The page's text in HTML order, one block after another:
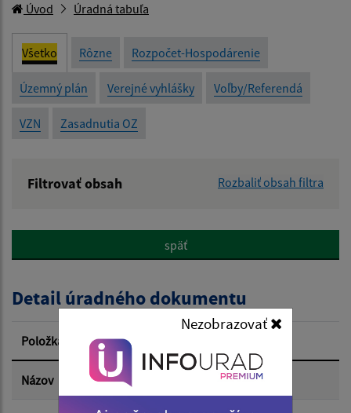
Úvod Úradná tabuľa
Všetko Rôzne Rozpočet-Hospodárenie
Územný plán Verejné vyhlášky Voľby/Referendá
VZN Zasadnutia OZ
Filtrovať obsah Rozbaliť obsah filtra
Popis:
Dátum zverejnenia od:
Dátum zverejnenia do:
späť
Detail úradného dokumentu
Položka Informácia
Názov Pozvánka IV. zasadnutie OZ
Nezobrazovať